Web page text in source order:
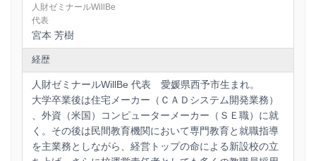
人財ゼミナールWillBe
代表
宮本 芳樹
経歴
人財ゼミナールWillBe 代表 愛媛県西予市生まれ。
大学卒業後は住宅メーカー（ＣＡＤシステム開発業務）
、外資（米国）コンピューターメーカー（ＳＥ職）に就
く。その後は民間教育機関において専門教育と就職指導
を主業務としながら、経営トップの命による新設校の立